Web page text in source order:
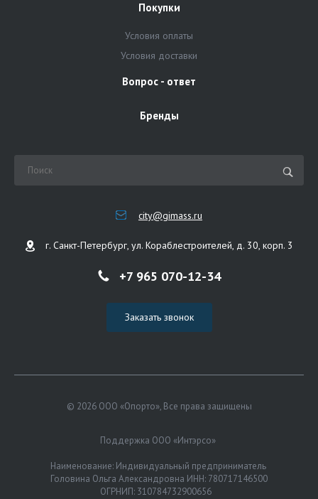
Покупки
Условия оплаты
Условия доставки
Вопрос - ответ
Бренды
city@gimass.ru
г. Санкт-Петербург, ул. Кораблестроителей, д. 30, корп. 3
+7 965 070-12-34
Заказать звонок
© 2026 ООО «Опорто», Все права защищены
Поддержка ООО «Интэрсо»
Наименование: Индивидуальный предприниматель
Головина Ольга Александровна ИНН: 780717146500
ОГРНИП: 310784732900656